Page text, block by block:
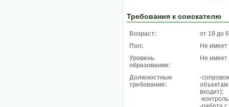
Требования к соискателю
Возраст:
от 18 до
Пол:
Не имеет
Уровень
образования:
Не имеет
Должностные
требования:
-
объектам
входит);
-